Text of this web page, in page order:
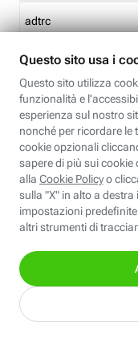
adtrc
CFFC<TagID>
CM
CM14
EBFC<BannerID>